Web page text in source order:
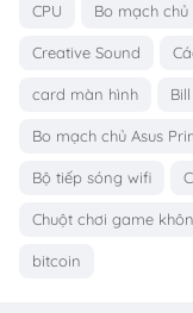
CPU Bo mạch chủ
Creative Sound
card màn hình
Bo mạch chủ Asus
Bộ tiếp sóng wifi
Chuột chơi game
bitcoin